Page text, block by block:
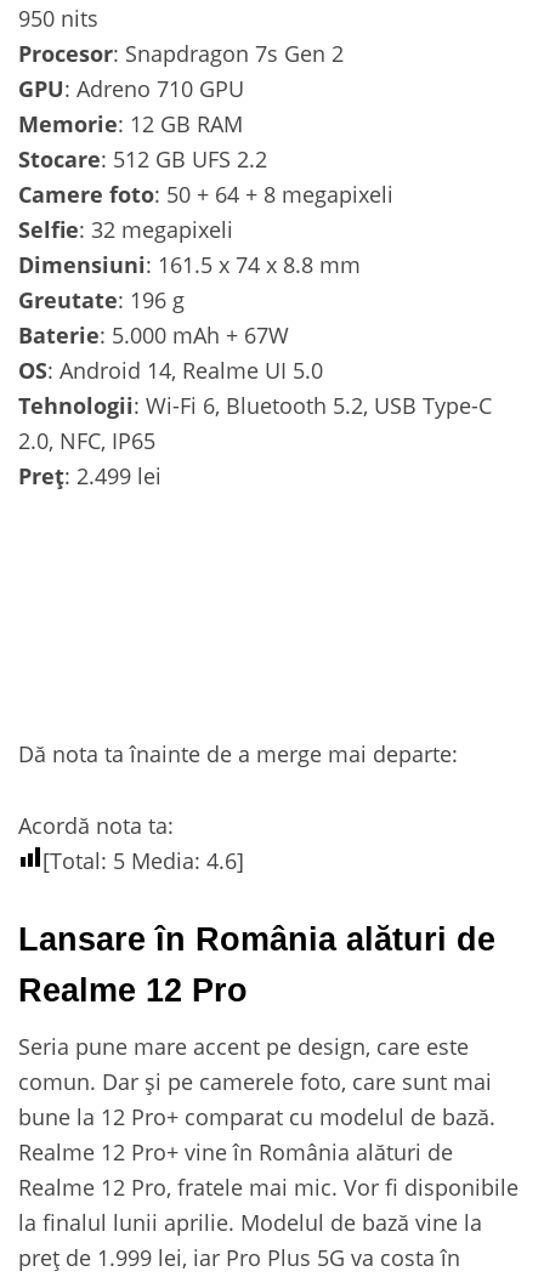
950 nits
Procesor: Snapdragon 7s Gen 2
GPU: Adreno 710 GPU
Memorie: 12 GB RAM
Stocare: 512 GB UFS 2.2
Camere foto: 50 + 64 + 8 megapixeli
Selfie: 32 megapixeli
Dimensiuni: 161.5 x 74 x 8.8 mm
Greutate: 196 g
Baterie: 5.000 mAh + 67W
OS: Android 14, Realme UI 5.0
Tehnologii: Wi-Fi 6, Bluetooth 5.2, USB Type-C
2.0, NFC, IP65
Preț: 2.499 lei
Dă nota ta înainte de a merge mai departe:
Acordă nota ta:
[Total: 5 Media: 4.6]
Lansare în România alături de
Realme 12 Pro
Seria pune mare accent pe design, care este
comun. Dar și pe camerele foto, care sunt mai
bune la 12 Pro+ comparat cu modelul de bază.
Realme 12 Pro+ vine în România alături de
Realme 12 Pro, fratele mai mic. Vor fi disponibile
la finalul lunii aprilie. Modelul de bază vine la
preț de 1.999 lei, iar Pro Plus 5G va costa în